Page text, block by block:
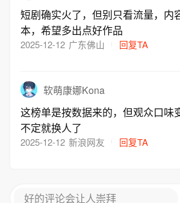
短剧确实火了，但别只看流量，内
本，希望多出点好作品
2025-12-12 广东佛山 回复TA
软萌康娜Kona
这榜单是按数据来的，但观众口味
不定就换人了
2025-12-12 新浪网友 回复TA
好的评论会让人崇拜